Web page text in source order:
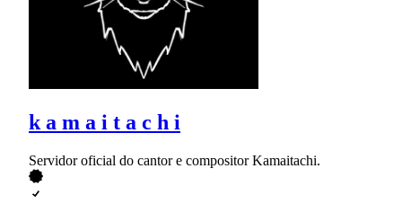
k a m a i t a c h i
Servidor oficial do cantor e compositor Kamaitachi.